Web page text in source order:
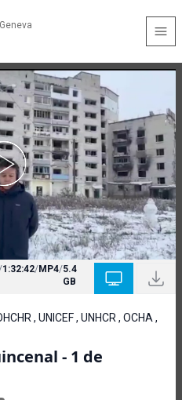
1:32:42/MP4/5.4
GB
, UNICEF , UNHCR , OCHA ,
- 1 de